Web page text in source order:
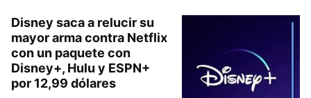
Disney saca a relucir su
mayor arma contra Netflix
con un paquete con
Disney+, Hulu y ESPN+
por 12,99 dólares